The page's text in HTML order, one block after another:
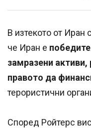
В изтекото от
че Иран е
замразени активи,
правото да
терористични
Според Ройтерс